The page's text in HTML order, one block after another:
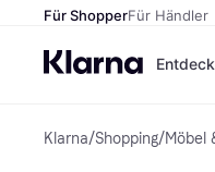
Für ShopperFür Händler
Klarna/Shopping/Möbel